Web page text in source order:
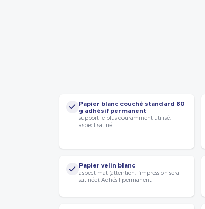
Papier blanc couché standard 80
g adhésif permanent
support le plus couramment utilisé,
aspect satiné.
Papier velin blanc
aspect mat (attention, l’impression sera
satinée). Adhésif permanent.